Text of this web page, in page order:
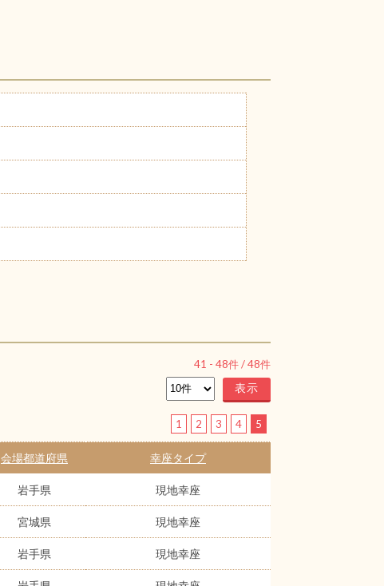
41 - 48件 /48件
1 2 3 4 5
会場都道府県 幸座タイプ
岩手県 現地幸座
宮城県 現地幸座
岩手県 現地幸座